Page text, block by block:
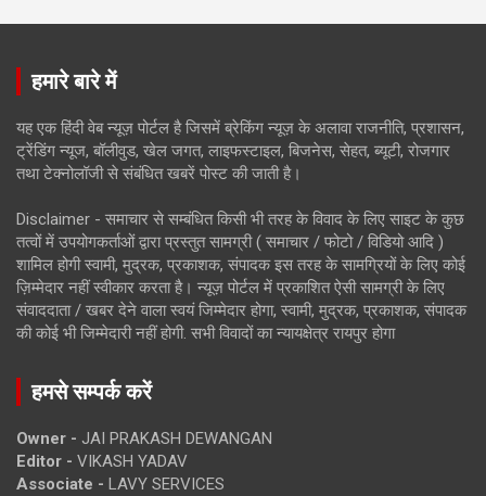
हमारे बारे में
यह एक हिंदी वेब न्यूज़ पोर्टल है जिसमें ब्रेकिंग न्यूज़ के अलावा राजनीति, प्रशासन,
ट्रेंडिंग न्यूज, बॉलीवुड, खेल जगत, लाइफस्टाइल, बिजनेस, सेहत, ब्यूटी, रोजगार
तथा टेक्नोलॉजी से संबंधित खबरें पोस्ट की जाती है।
Disclaimer - समाचार से सम्बंधित किसी भी तरह के विवाद के लिए साइट के कुछ
तत्वों में उपयोगकर्ताओं द्वारा प्रस्तुत सामग्री ( समाचार / फोटो / विडियो आदि )
शामिल होगी स्वामी, मुद्रक, प्रकाशक, संपादक इस तरह के सामग्रियों के लिए कोई
ज़िम्मेदार नहीं स्वीकार करता है। न्यूज़ पोर्टल में प्रकाशित ऐसी सामग्री के लिए
संवाददाता / खबर देने वाला स्वयं जिम्मेदार होगा, स्वामी, मुद्रक, प्रकाशक, संपादक
की कोई भी जिम्मेदारी नहीं होगी. सभी विवादों का न्यायक्षेत्र रायपुर होगा
हमसे सम्पर्क करें
Owner - JAI PRAKASH DEWANGAN
Editor - VIKASH YADAV
Associate - LAVY SERVICES